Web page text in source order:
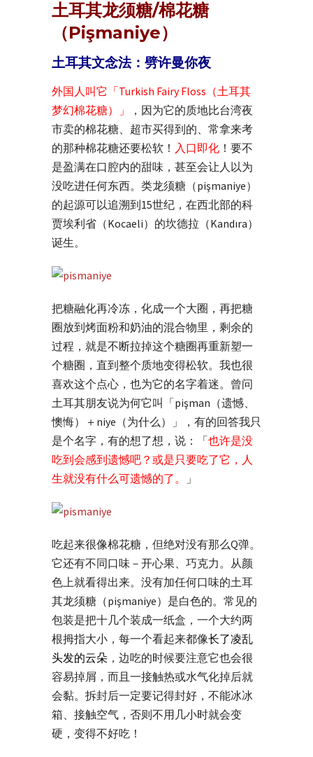
土耳其龙须糖/棉花糖
（Pişmaniye）
土耳其文念法：劈许曼你夜
外国人叫它「Turkish Fairy Floss（土耳其
梦幻棉花糖）」
，因为它的质地比台湾夜
市卖的棉花糖、超市买得到的、常拿来考
的那种棉花糖还要松软！ 入口即化 ！要不
是盈满在口腔内的甜味，甚至会让人以为
没吃进任何东西。类龙须糖（pişmaniye）
的起源可以追溯到15世纪，在西北部的科
贾埃利省（Kocaeli）的坎德拉（Kandıra）
诞生。
把糖融化再冷冻，化成一个大圈，再把糖
圈放到烤面粉和奶油的混合物里，剩余的
过程，就是不断拉掉这个糖圈再重新塑一
个糖圈，直到整个质地变得松软。我也很
喜欢这个点心，也为它的名字着迷。曾问
土耳其朋友说为何它叫「pişman（遗憾、
懊悔）＋niye（为什么）」，有的回答我只
是个名字，有的想了想，说：「也许是没
吃到会感到遗憾吧？或是只要吃了它，人
生就没有什么可遗憾的了。
」
吃起来很像棉花糖，但绝对没有那么Q弹。
它还有不同口味－开心果、巧克力。从颜
色上就看得出来。没有加任何口味的土耳
其龙须糖（pişmaniye）是白色的。常见的
包装是把十几个装成一纸盒，一个大约两
根拇指大小，每一个看起来都像长了凌乱
头发的云朵 ，边吃的时候要注意它也会很
容易掉屑，而且一接触热或水气化掉后就
会黏。拆封后一定要记得封好，不能冰冰
箱、接触空气，否则不用几小时就会变
硬，变得不好吃！